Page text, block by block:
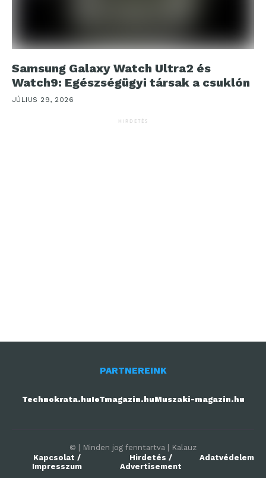
Samsung Galaxy Watch Ultra2 és
Watch9: Egészségügyi társak a csuklón
JÚLIUS 29, 2026
HIRDETÉS
PARTNEREINK
Technokrata.huIoTmagazin.huMuszaki-magazin.hu
© | Minden jog fenntartva | Kalauz
Kapcsolat /
Impresszum
Hirdetés /
Advertisement
Adatvédelem